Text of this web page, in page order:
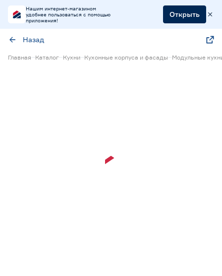
Нашим интернет-магазином
удобнее пользоваться с помощью
приложения!
Открыть
Назад
Главная Каталог Кухни Кухонные корпуса и фасады Модульные